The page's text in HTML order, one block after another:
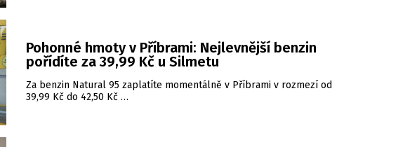
Pohonné hmoty v Příbrami: Nejlevnější benzin
pořídíte za 39,99 Kč u Silmetu
Za benzin Natural 95 zaplatíte momentálně v Příbrami v rozmezí od
39,99 Kč do 42,50 Kč …